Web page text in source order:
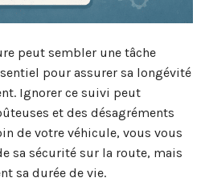
peut sembler une tâche
pour assurer sa longévité
Ignorer ce suivi peut
et des désagréments
de votre véhicule, vous vous
sa sécurité sur la route, mais
sa durée de vie.